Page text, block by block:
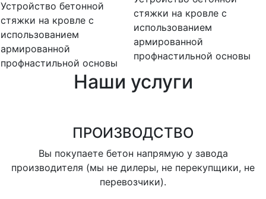
Устройство бетонной
стяжки на кровле с
использованием
армированной
профнастильной основы
стяжки на кровле с
использованием
армированной
профнастильной основы
Наши услуги
ПРОИЗВОДСТВО
Вы покупаете бетон напрямую у завода
производителя (мы не дилеры, не перекупщики, не
перевозчики).